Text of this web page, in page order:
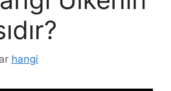
hangi